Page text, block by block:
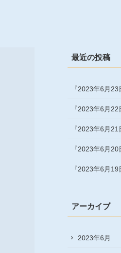
最近の投稿
『2023年6月
『2023年6月
『2023年6月
『2023年6月
『2023年6月
アーカイブ
2023年6月